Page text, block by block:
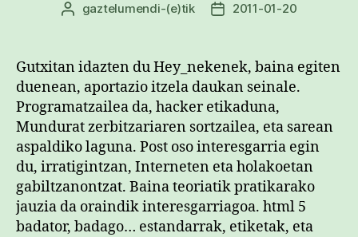
Argitalpenaren
gaztelumendi-(e)tik
Argitalpenaren
2011-01-20
Gutxitan idazten du Hey_nekenek, baina egiten
duenean, aportazio itzela daukan seinale.
Programatzailea da, hacker etikaduna,
Mundurat zerbitzariaren sortzailea, eta sarean
aspaldiko laguna. Post oso interesgarria egin
du, irratigintzan, Interneten eta holakoetan
gabiltzanontzat. Baina teoriatik pratikarako
jauzia da oraindik interesgarriagoa. html 5
badator, badago… estandarrak, etiketak, eta